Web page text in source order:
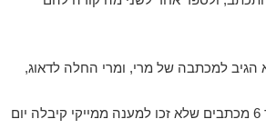
הגיב למכתבה של מרי, ומרי החלה לדאוג,
לאחר ששלחה לו עוד 6 מכתבים שלא זכו למענה ממייקי קיבלה יום